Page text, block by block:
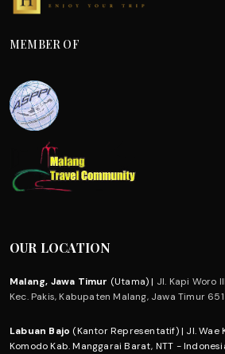
MEMBER OF
OUR LOCATION
Malang, Jawa Timur (Utama) | Jl. Kapi Woro
Kec. Pakis, Kabupaten Malang, Jawa Timur
Labuan Bajo (Kantor Representatif) | Jl. Wae
Komodo Kab. Manggarai Barat, NTT -